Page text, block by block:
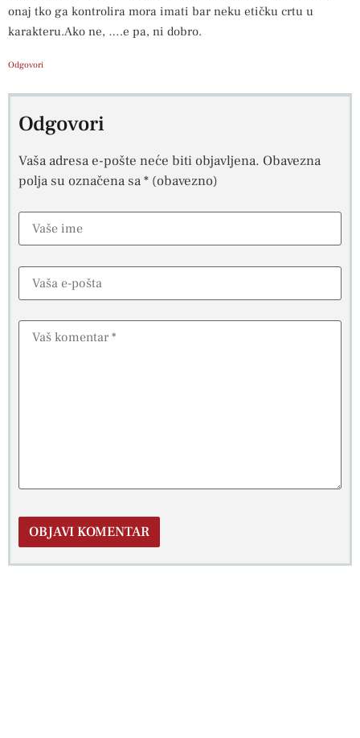
onaj tko ga kontrolira mora imati bar neku etičku crtu u
karakteru.Ako ne, ….e pa, ni dobro.
Odgovori
Odgovori
Vaša adresa e-pošte neće biti objavljena. Obavezna
polja su označena sa* (obavezno)